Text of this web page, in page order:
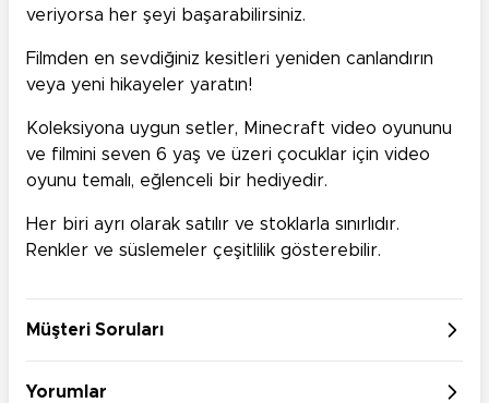
veriyorsa her şeyi başarabilirsiniz.
Filmden en sevdiğiniz kesitleri yeniden canlandırın
veya yeni hikayeler yaratın!
Koleksiyona uygun setler, Minecraft video oyununu
ve filmini seven 6 yaş ve üzeri çocuklar için video
oyunu temalı, eğlenceli bir hediyedir.
Her biri ayrı olarak satılır ve stoklarla sınırlıdır.
Renkler ve süslemeler çeşitlilik gösterebilir.
Müşteri Soruları
Yorumlar